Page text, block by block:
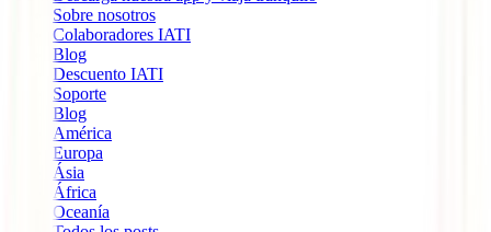
Sobre nosotros
Colaboradores IATI
Blog
Descuento IATI
Soporte
Blog
América
Europa
Ásia
África
Oceanía